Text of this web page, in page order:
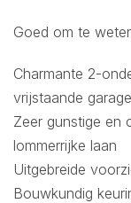
Goed om te
Charmante 2-
vrijstaande garage
Zeer gunstige en
lommerrijke laan
Uitgebreide
Bouwkundig